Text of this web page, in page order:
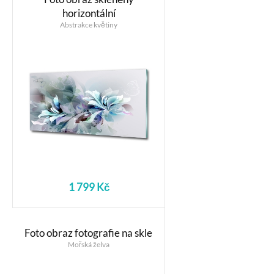
horizontální
Abstrakce květiny
1 799 Kč
Foto obraz fotografie na skle
Mořská želva